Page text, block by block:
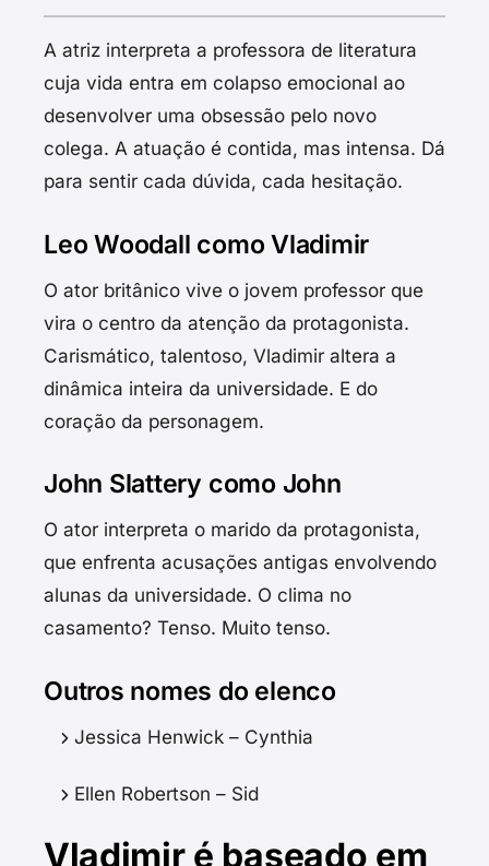
A atriz interpreta a professora de literatura
cuja vida entra em colapso emocional ao
desenvolver uma obsessão pelo novo
colega. A atuação é contida, mas intensa. Dá
para sentir cada dúvida, cada hesitação.
Leo Woodall como Vladimir
O ator britânico vive o jovem professor que
vira o centro da atenção da protagonista.
Carismático, talentoso, Vladimir altera a
dinâmica inteira da universidade. E do
coração da personagem.
John Slattery como John
O ator interpreta o marido da protagonista,
que enfrenta acusações antigas envolvendo
alunas da universidade. O clima no
casamento? Tenso. Muito tenso.
Outros nomes do elenco
Jessica Henwick – Cynthia
Ellen Robertson – Sid
Vladimir é baseado em